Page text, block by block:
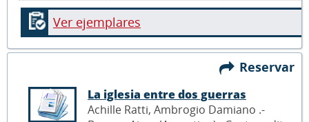
Ver ejemplares
Reservar
La iglesia entre dos guerras
Achille Ratti, Ambrogio Damiano .-